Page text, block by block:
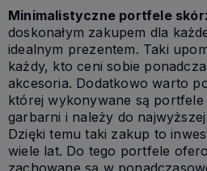
Minimalistyczne portfele
doskonałym zakupem dla
idealnym prezentem. Taki
każdy, kto ceni sobie
akcesoria. Dodatkowo warto
której wykonywane są
garbarni i należy do
Dzięki temu taki zakup to
wiele lat. Do tego portfele
zachowane są w